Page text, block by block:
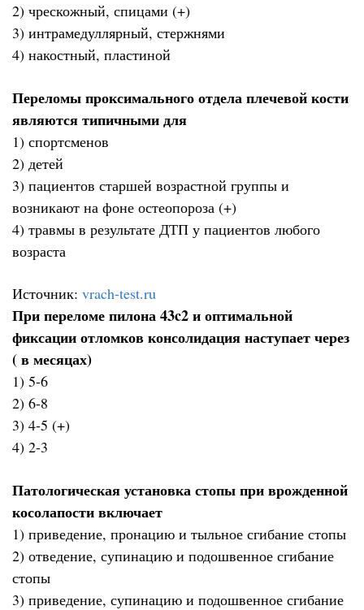
2) чрескожный, спицами (+)
3) интрамедуллярный, стержнями
4) накостный, пластиной
Переломы проксимального отдела плечевой кости
являются типичными для
1) спортсменов
2) детей
3) пациентов старшей возрастной группы и
возникают на фоне остеопороза (+)
4) травмы в результате ДТП у пациентов любого
возраста
Источник: vrach-test.ru
При переломе пилона 43c2 и оптимальной
фиксации отломков консолидация наступает через
( в месяцах)
1) 5-6
2) 6-8
3) 4-5 (+)
4) 2-3
Патологическая установка стопы при врожденной
косолапости включает
1) приведение, пронацию и тыльное сгибание стопы
2) отведение, супинацию и подошвенное сгибание
стопы
3) приведение, супинацию и подошвенное сгибание